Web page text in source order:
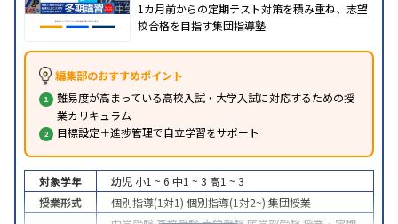
1カ月前からの定期テスト対策を積み重ね、志望
校合格を目指す集団指導塾
編集部のおすすめポイント
難易度が高まっている高校入試・大学入試に対応するための授
業カリキュラム
目標設定＋進捗管理で自立学習をサポート
対象学年 幼児 小1 ~ 6 中1 ~ 3 高1 ~ 3
授業形式
個別指導(1対1) 個別指導(1対2~) 集団授業